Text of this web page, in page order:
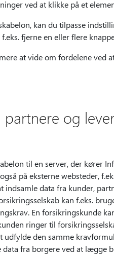
ved at klikke på et
kan du tilpasse
fjerne en eller flere
at vide om fordelene ved
partnere og
til en server, der kører
på eksterne websteder,
indsamle data fra kunder,
kan f.eks.
En forsikringskunde
ringer til
den samme
fra borgere ved at lægge